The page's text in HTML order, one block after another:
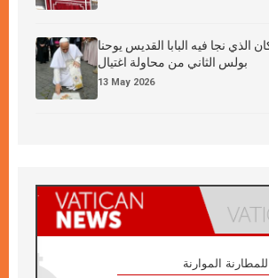
الذي نجا فيه البابا القديس يوحنا
بولس الثاني من محاولة اغتيال
13 May 2026
الموارنة